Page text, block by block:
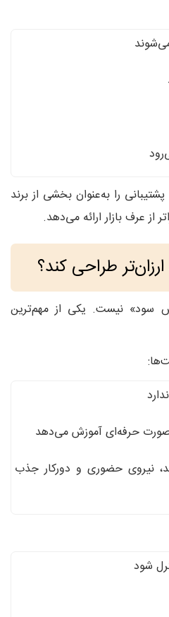
را به‌عنوان بخشی از برند
از عرف بازار ارائه می‌دهد.
طراحی کند؟
سود» نیست. یکی از مهم‌ترین
حرفه‌ای آموزش می‌دهد
نیروی حضوری و دورکار جذب
شود